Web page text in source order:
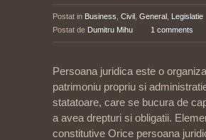
Postat in Business Civil General Legislatie
Postat de Dumitru Mihu 1 comments
Persoana juridica este o
patrimoniu propriu si
statatoare, care se bucura de
a avea drepturi si obligatii.
constitutive Orice persoana